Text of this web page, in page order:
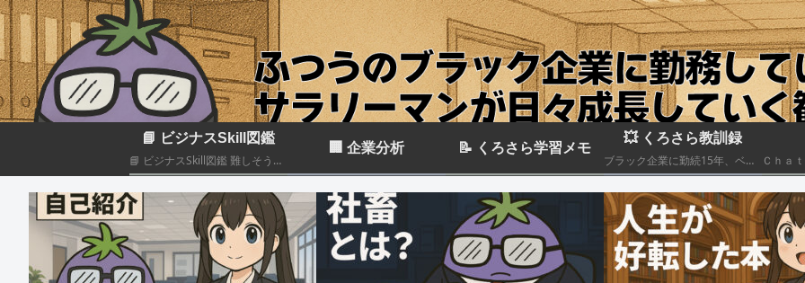
📘 ビジナスSkill図鑑
📘 ビジナスSkill図鑑 難しそうに見えるビジネススキルも、構造化して分解すれば実はカンタン！いろんなスキルの組み合わせだということがわかると思います このカテゴリでは仕事のスキルを“ナスでもわかる”レベルで図解＆やさしく柔らかく解説していきます🍆
🏢 企業分析 📝 くろさら学習メモ
💥 くろさら教訓録
ブラック企業に勤続15年、ベテランエリート社畜サラリーマンの経験を活かした日記です📗